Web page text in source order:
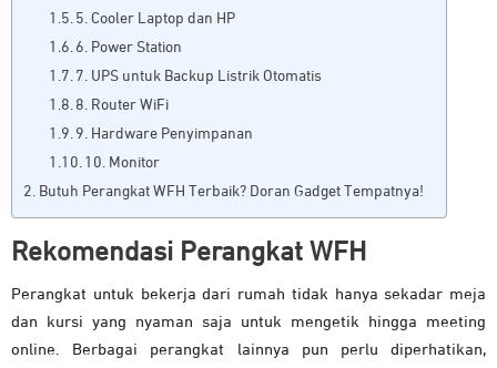
5. Cooler Laptop dan HP
6. Power Station
7. UPS untuk Backup Listrik Otomatis
8. Router WiFi
9. Hardware Penyimpanan
10. Monitor
Butuh Perangkat WFH Terbaik? Doran Gadget Tempatnya!
Rekomendasi Perangkat WFH
Perangkat untuk bekerja dari rumah tidak hanya sekadar meja
dan kursi yang nyaman saja untuk mengetik hingga meeting
online. Berbagai perangkat lainnya pun perlu diperhatikan,